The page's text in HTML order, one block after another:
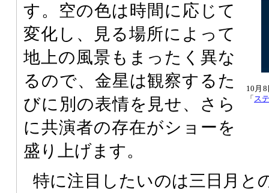
10月
「 ス
す。空の色は時間に応じて
変化し、見る場所によって
地上の風景もまったく異な
るので、金星は観察するた
びに別の表情を見せ、さら
に共演者の存在がショーを
盛り上げます。
特に注目したいのは三日月と